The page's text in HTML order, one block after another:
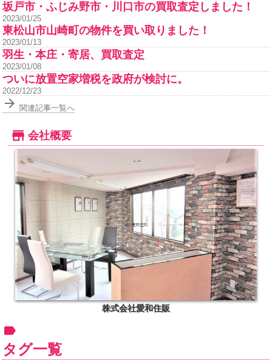
坂戸市・ふじみ野市・川口市の買取査定しました！
2023/01/25
東松山市山崎町の物件を買い取りました！
2023/01/13
羽生・本庄・寄居、買取査定
2023/01/08
ついに放置空家増税を政府が検討に。
2022/12/23
関連記事一覧へ
会社概要
株式会社愛和住販
タグ一覧